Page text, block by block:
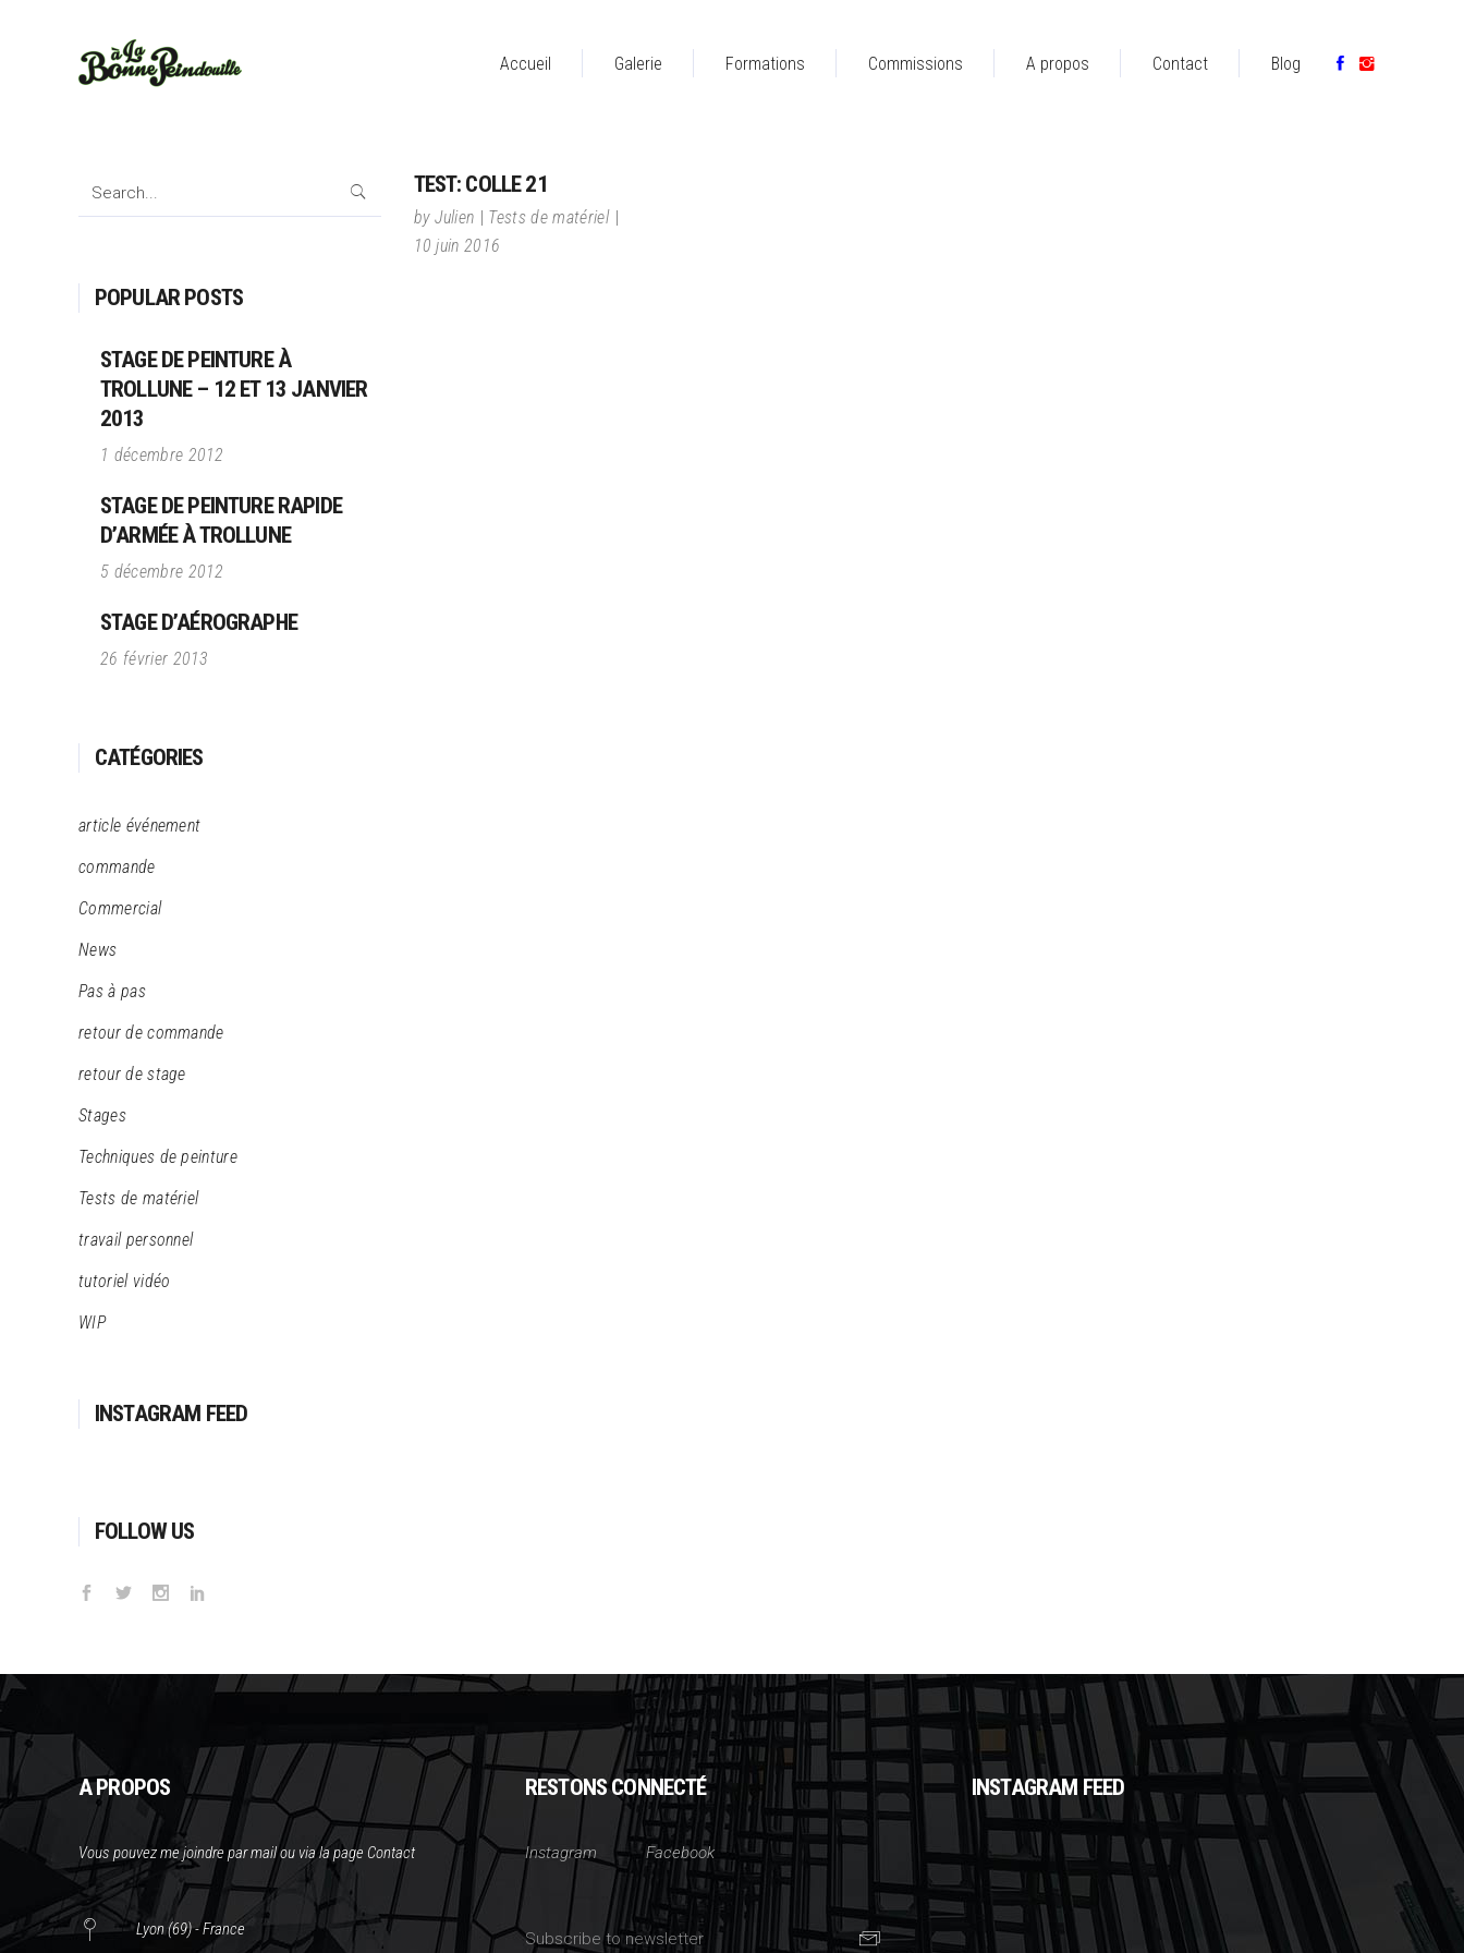
Accueil Galerie Formations Commissions A propos Contact Blog
TEST: COLLE 21
byJulien
Tests de matériel
10 juin 2016
Search
POPULAR POSTS
STAGE DE PEINTURE À
TROLLUNE – 12 ET 13 JANVIER
2013
1 décembre 2012
STAGE DE PEINTURE RAPIDE
D’ARMÉE À TROLLUNE
5 décembre 2012
STAGE D’AÉROGRAPHE
26 février 2013
CATÉGORIES
article événement
commande
Commercial
News
Pas à pas
retour de commande
retour de stage
Stages
Techniques de peinture
Tests de matériel
travail personnel
tutoriel vidéo
WIP
INSTAGRAM FEED
FOLLOW US
A PROPOS
Vous pouvez me joindre par mail ou via la page Contact
Lyon (69) - France
RESTONS CONNECTÉ
Instagram Facebook
INSTAGRAM FEED